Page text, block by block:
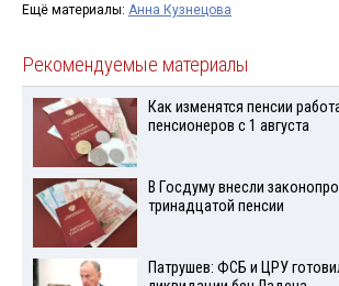
Ещё материалы: Анна Кузнецова
Рекомендуемые материалы
Как изменятся пенсии
пенсионеров с 1 августа
В Госдуму внесли
тринадцатой пенсии
Патрушев: ФСБ и ЦРУ